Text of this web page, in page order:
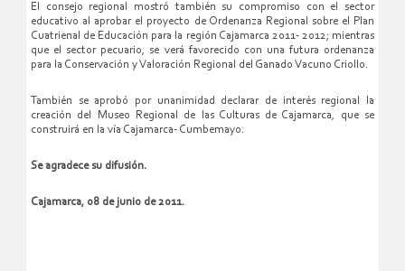
El consejo regional mostró también su compromiso con el sector
educativo al aprobar el proyecto de Ordenanza Regional sobre el Plan
Cuatrienal de Educación para la región Cajamarca 2011- 2012; mientras
que el sector pecuario, se verá favorecido con una futura ordenanza
para la Conservación y Valoración Regional del Ganado Vacuno Criollo.
También se aprobó por unanimidad declarar de interés regional la
creación del Museo Regional de las Culturas de Cajamarca, que se
construirá en la vía Cajamarca- Cumbemayo.
Se agradece su difusión.
Cajamarca, 08 de junio de 2011.